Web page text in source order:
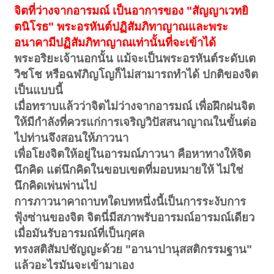
จิตที่ว่างจากอารมณ์ เป็นอาการของ "สัญญาเวทยิ
ตนิโรธ" พระอรหันต์ปฏิสัมภิทาญาณและพระ
อนาคามีปฏิสัมภิทาญาณเท่านั้นที่จะเข้าได้
พระอริยะเจ้านอกนั้น แม้จะเป็นพระอรหันต์ระดับเต
วิชโช หรือฉฬภิญโญก็ไม่สามารถทำได้ ปกติของจิต
เป็นแบบนี้
เมื่อทราบแล้วว่าจิตไม่ว่างจากอารมณ์ เพื่อฝึกฝนจิต
ให้มีกำลังที่ควรแก่การเจริญวิปัสสนาญาณในขั้นต่อ
ไปท่านจึงสอนให้ภาวนา
เพื่อโยงจิตให้อยู่ในอารมณ์ภาวนา คือหาทางให้จิต
นึกคิด แต่นึกคิดในขอบเขตที่มอบหมายให้ ไม่ใช่
นึกคิดเพ่นพ่านไป
การภาวนาคาถาบทใดบทหนึ่งนี้เป็นการระงับการ
ฟุ้งซ่านของจิต จิตนี่มีสภาพรับอารมณ์อารมณ์เดียว
เมื่อมันรับอารมณ์ที่เป็นกุศล
ทรงสติสัมปชัญญะด้วย "อานาปานุสสติกรรมฐาน"
แล้วอะไรมันจะเข้ามาเอง